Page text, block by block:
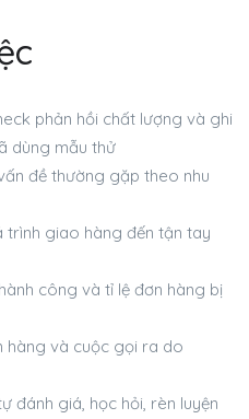
phản hồi chất lượng và ghi
dùng mẫu thử
đề thường gặp theo nhu
trình giao hàng đến tận tay
công và tỉ lệ đơn hàng bị
hàng và cuộc gọi ra do
đánh giá, học hỏi, rèn luyện